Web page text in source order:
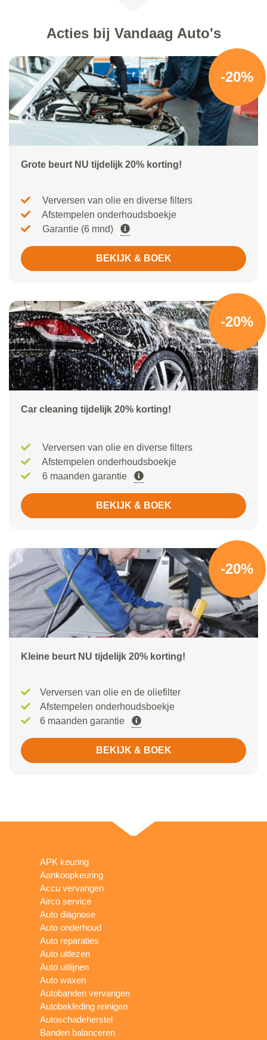
Acties bij Vandaag Auto's
-20%
Grote beurt NU tijdelijk 20% korting!
Verversen van olie en diverse filters
Afstempelen onderhoudsboekje
Garantie (6 mnd)
BEKIJK & BOEK
-20%
Car cleaning tijdelijk 20% korting!
Verversen van olie en diverse filters
Afstempelen onderhoudsboekje
6 maanden garantie
BEKIJK & BOEK
-20%
Kleine beurt NU tijdelijk 20% korting!
Verversen van olie en de oliefilter
Afstempelen onderhoudsboekje
6 maanden garantie
BEKIJK & BOEK
APK keuring
Aankoopkeuring
Accu vervangen
Airco service
Auto diagnose
Auto onderhoud
Auto reparaties
Auto uitlezen
Auto uitlijnen
Auto waxen
Autobanden vervangen
Autobekleding reinigen
Autoschadeherstel
Banden balanceren